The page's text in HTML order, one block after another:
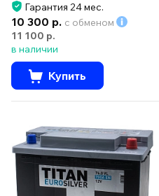
Гарантия 24 мес.
10 300 р. с обменом
11 100 р.
в наличии
Купить